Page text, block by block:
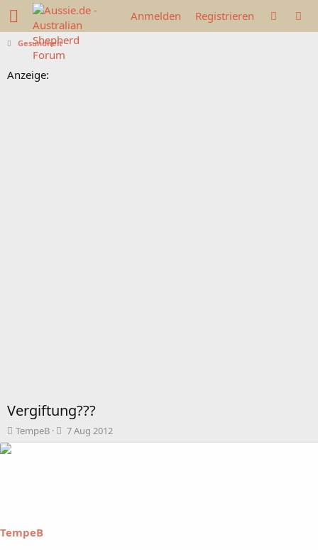
Anmelden Registrieren
Gesundheit
Anzeige:
Vergiftung???
T
h
a
TempeB
B
e
7 Aug 2012
TempeB